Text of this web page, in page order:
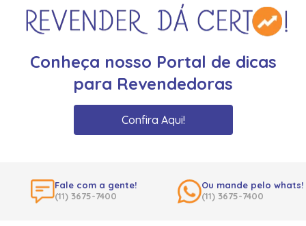
Conheça nosso Portal de dicas
para Revendedoras
Confira Aqui!
Fale com a gente!
(11) 3675-7400
Ou mande pelo whats!
(11) 3675-7400